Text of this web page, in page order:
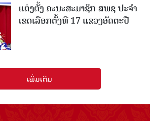
ແຕ່ງຕັ້ງ ຄະນະສະມາຊິກ ສພຊ ປະຈຳ
ເຂດເລືອກຕັ້ງທີ 17 ແຂວງອັດຕະປື
ເພີ່ມເຕີມ